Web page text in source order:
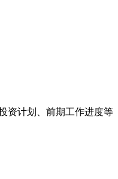
资计划、前期工作进度等